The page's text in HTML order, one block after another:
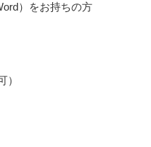
）をお持ちの方
）